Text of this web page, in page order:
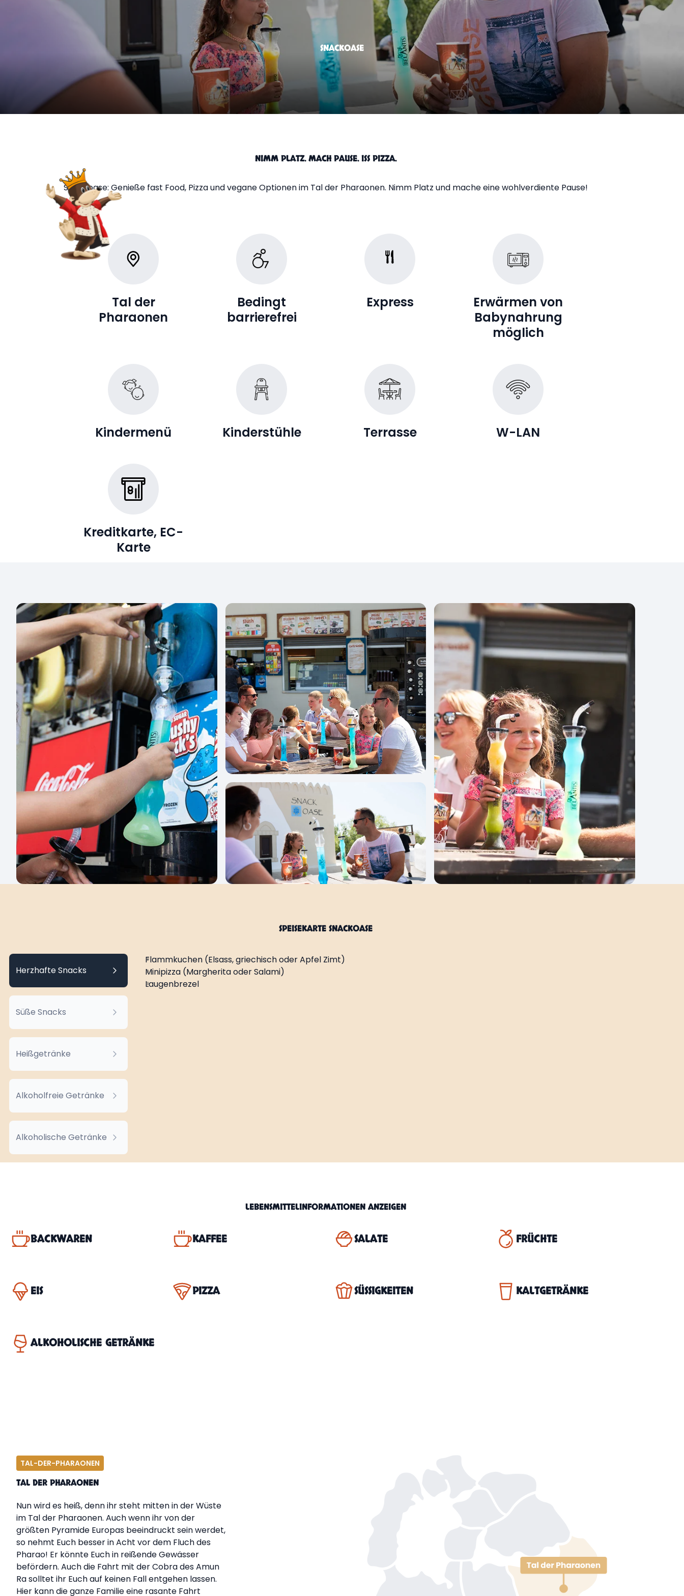
SNACKOASE
NIMM PLATZ. MACH PAUSE. ISS PIZZA.
Snackoase: Genieße fast Food, Pizza und vegane Optionen im Tal der Pharaonen. Nimm Platz und mache eine wohlverdiente Pause!
Tal der
Pharaonen
Bedingt
barrierefrei
Express
Erwärmen von
Babynahrung
möglich
Kindermenü Kinderstühle Terrasse W-LAN
Kreditkarte, EC-
Karte
SPEISEKARTE SNACKOASE
Herzhafte Snacks
Süße Snacks
Heißgetränke
Alkoholfreie Getränke
Alkoholische Getränke
Flammkuchen (Elsass, griechisch oder Apfel Zimt)
Minipizza (Margherita oder Salami)
Laugenbrezel
LEBENSMITTELINFORMATIONEN ANZEIGEN
BACKWAREN KAFFEE SALATE FRÜCHTE
EIS PIZZA SÜSSIGKEITEN KALTGETRÄNKE
ALKOHOLISCHE GETRÄNKE
TAL-DER-PHARAONEN
TAL DER PHARAONEN
Nun wird es heiß, denn ihr steht mitten in der Wüste
im Tal der Pharaonen. Auch wenn ihr von der
größten Pyramide Europas beeindruckt sein werdet,
so nehmt Euch besser in Acht vor dem Fluch des
Pharao! Er könnte Euch in reißende Gewässer
befördern. Auch die Fahrt mit der Cobra des Amun
Ra solltet ihr Euch auf keinen Fall entgehen lassen.
Hier kann die ganze Familie eine rasante Fahrt